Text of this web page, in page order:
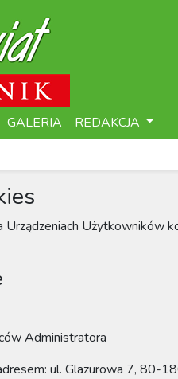
GALERIA
REDAKCJA
Użytkowników
Administratora
ul. Glazurowa 7, 80-